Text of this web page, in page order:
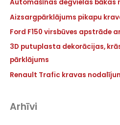
Automašīnas degvielas bākas
Aizsargpārklājums pikapu
Ford F150 virsbūves apstrāde
3D putuplasta dekorācijas,
pārklājums
Renault Trafic kravas
Arhīvi